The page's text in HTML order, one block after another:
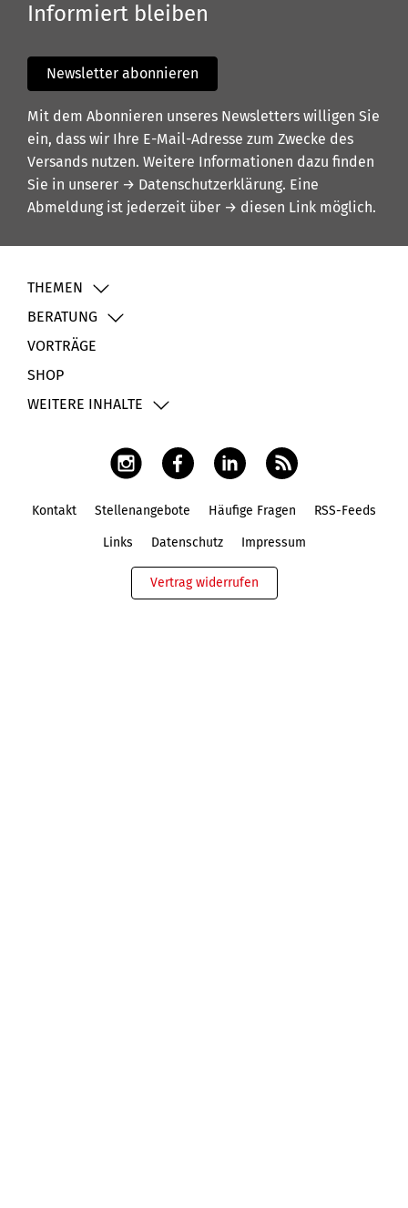
Informiert bleiben
Newsletter abonnieren
Mit dem Abonnieren unseres Newsletters willigen Sie
ein, dass wir Ihre E-Mail-Adresse zum Zwecke des
Versands nutzen. Weitere Informationen dazu finden
Sie in unserer → Datenschutzerklärung. Eine
Abmeldung ist jederzeit über → diesen Link möglich.
THEMEN
BERATUNG
VORTRÄGE
SHOP
WEITERE INHALTE
Kontakt Stellenangebote Häufige Fragen RSS-Feeds
Links Datenschutz Impressum
Vertrag widerrufen